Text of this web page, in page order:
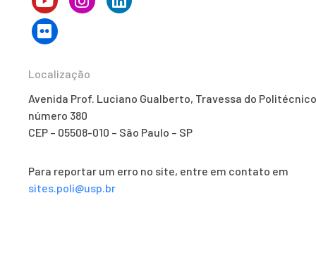
Localização
Avenida Prof. Luciano Gualberto, Travessa do
número 380
CEP – 05508-010 – São Paulo – SP
Para reportar um erro no site, entre em contato em
sites.poli@usp.br